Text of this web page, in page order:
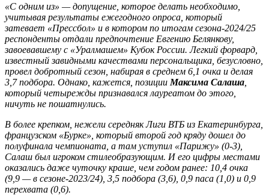
«С одним из» — допущение, которое делать необходимо,
учитывая результаты ежегодного опроса, который
затевает «Прессбол» и в котором по итогам сезона-2024/25
респонденты отдали предпочтение Евгению Белянкову,
завоевавшему с «Уралмашем» Кубок России. Легкий форвард,
известный завидными качествами персональщика, безусловно,
провел добротный сезон, набирая в среднем 6,1 очка и делая
3,7 подбора. Однако, кажется, позиции Максима Салаша
который четырежды признавался лауреатом до этого,
ничуть не пошатнулись.
В более крепком, нежели середняк Лиги ВТБ из Екатеринбурга,
французском «Бурке», который второй год кряду дошел до
полуфинала чемпионата, а там уступил «Парижу» (0-3),
Салаш был игроком стилеобразующим. И его цифры местами
оказались даже чуточку краше, чем годом ранее: 10,4 очка
(9,9 — в сезоне-2023/24), 3,5 подбора (3,6), 0,9 паса (1,0) и 0,9
перехвата (0,6).